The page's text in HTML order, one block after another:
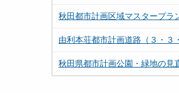
秋田都市計画区域マスタープラ
由利本荘都市計画道路（３・３
秋田県都市計画公園・緑地の見